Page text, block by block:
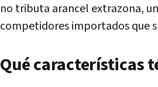
no tributa arancel extrazona,
competidores importados que
Qué características